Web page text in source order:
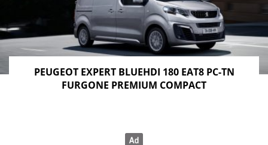
PEUGEOT EXPERT BLUEHDI 180 EAT8 PC-TN
FURGONE PREMIUM COMPACT